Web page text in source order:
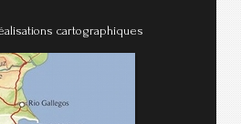
cartographiques